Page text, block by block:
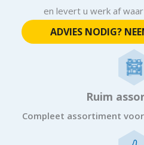
en levert u werk af
ADVIES NODIG?
Ruim
Compleet assortiment